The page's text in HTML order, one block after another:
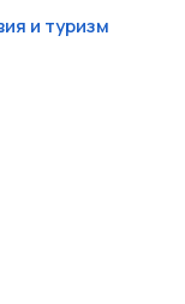
и туризм